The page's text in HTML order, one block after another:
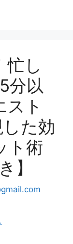
忙し
分以
スト
た効
ト術
】